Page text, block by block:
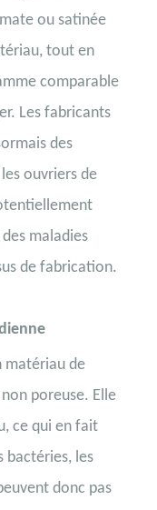
ou satinée
tout en
comparable
Les fabricants
des
ouvriers de
maladies
de fabrication.
matériau de
poreuse. Elle
ce qui en fait
bactéries, les
donc pas